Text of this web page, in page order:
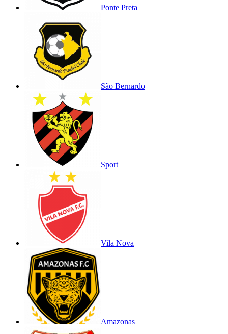
Ponte Preta
São Bernardo
Sport
Vila Nova
Amazonas